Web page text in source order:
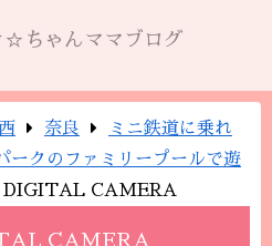
☆ちゃんママブログ
奈良
ミニ鉄道に乗れ
ークのファミリープールで遊
CAMERA
CAMERA